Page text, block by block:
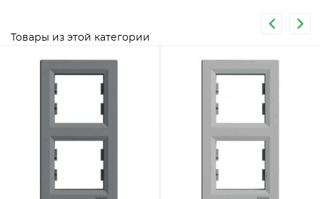
Товары из этой категории